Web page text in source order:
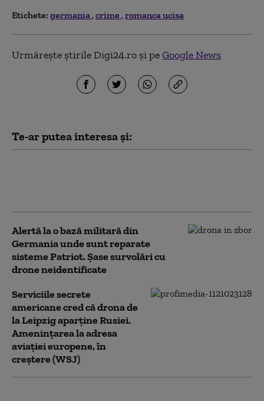
Etichete: germania crime romanca ucisa
Urmărește știrile Digi24.ro și peGoogle News
Te-ar putea interesa și:
Alertă la o bază militară din
Germania unde sunt reparate
sisteme Patriot. Șase survolări cu
drone neidentificate
Serviciile secrete
americane cred că drona de
la Leipzig aparține Rusiei.
Amenințarea la adresa
aviației europene, în
creștere (WSJ)